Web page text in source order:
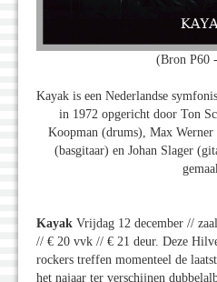
(Bron P60
Kayak is een Nederlandse
in 1972 opgericht door Ton
Koopman (drums), Max
(basgitaar) en Johan Slager
Kayak Vrijdag 12 december //
// € 20 vvk // € 21 deur. Deze
rockers treffen momenteel de
het najaar ter verschijnen